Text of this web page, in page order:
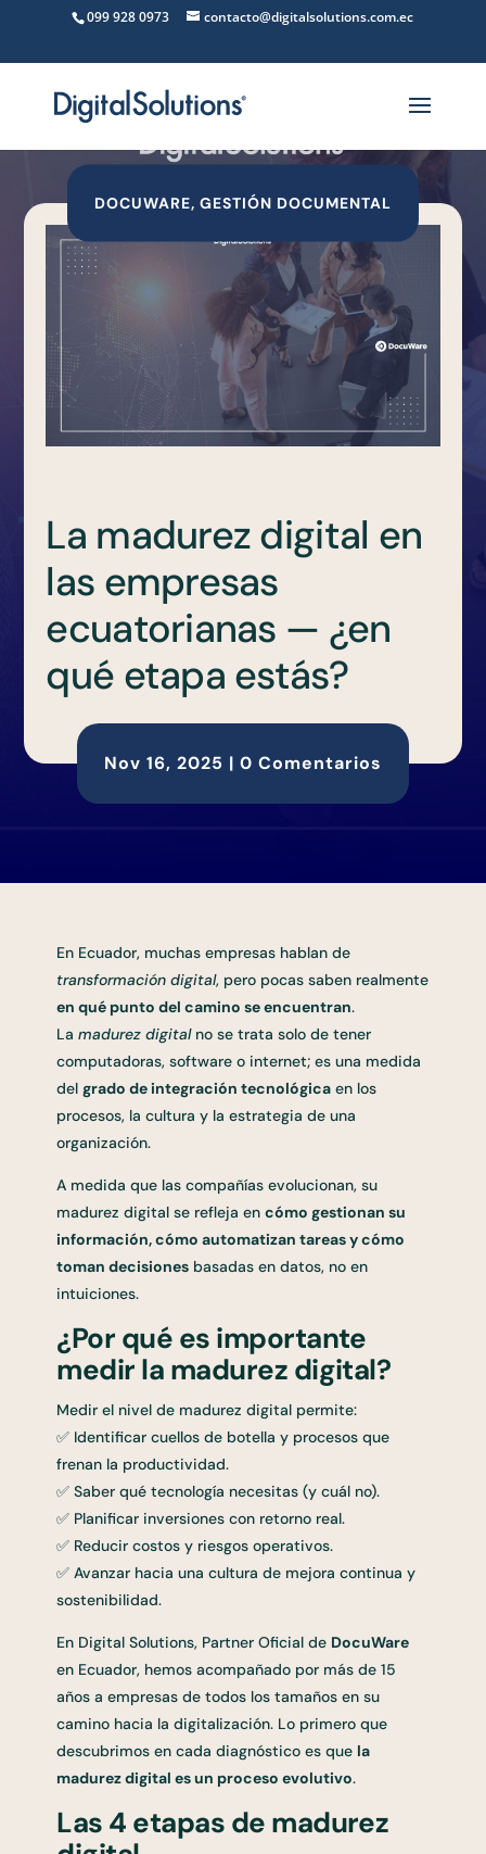
099 928 0973 contacto@digitalsolutions.com.ec
DOCUWARE, GESTIÓN DOCUMENTAL
La madurez digital en
las empresas
ecuatorianas — ¿en
qué etapa estás?
Nov 16, 2025 | 0 Comentarios
En Ecuador, muchas empresas hablan de
transformación digital, pero pocas saben realmente
en qué punto del camino se encuentran.
Lamadurez digitalno se trata solo de tener
computadoras, software o internet; es una medida
delgrado de integración tecnológica en los
procesos, la cultura y la estrategia de una
organización.
A medida que las compañías evolucionan, su
madurez digital se refleja encómo gestionan su
información, cómo automatizan tareas y cómo
toman decisiones basadas en datos, no en
intuiciones.
¿Por qué es importante
medir la madurez digital?
Medir el nivel de madurez digital permite:
✅ Identificar cuellos de botella y procesos que
frenan la productividad.
✅ Saber qué tecnología necesitas (y cuál no).
✅ Planificar inversiones con retorno real.
✅ Reducir costos y riesgos operativos.
✅ Avanzar hacia una cultura de mejora continua y
sostenibilidad.
En Digital Solutions, Partner Oficial de DocuWare
en Ecuador, hemos acompañado por más de 15
años a empresas de todos los tamaños en su
camino hacia la digitalización. Lo primero que
descubrimos en cada diagnóstico es que la
madurez digital es un proceso evolutivo.
Las 4 etapas de madurez